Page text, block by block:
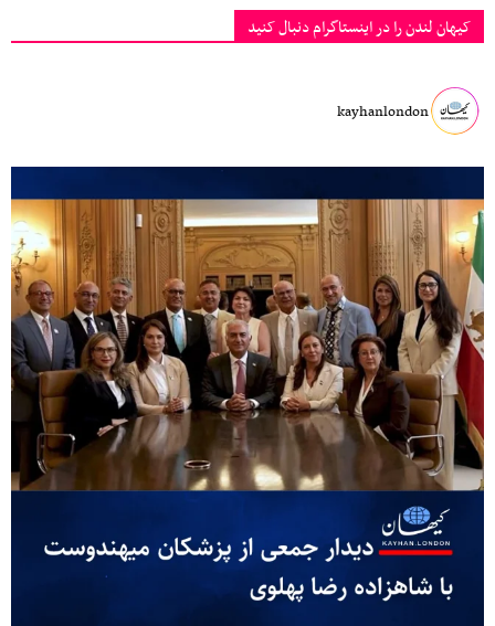
کیهان لندن را در اینستاگرام دنبال کنید
kayhanlondon